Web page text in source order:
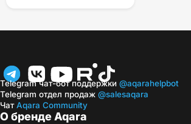
О бренде Aqara
Telegram чат-бот поддержки @aqarahelpbot
Telegram отдел продаж @salesaqara
ЧатAqara Community